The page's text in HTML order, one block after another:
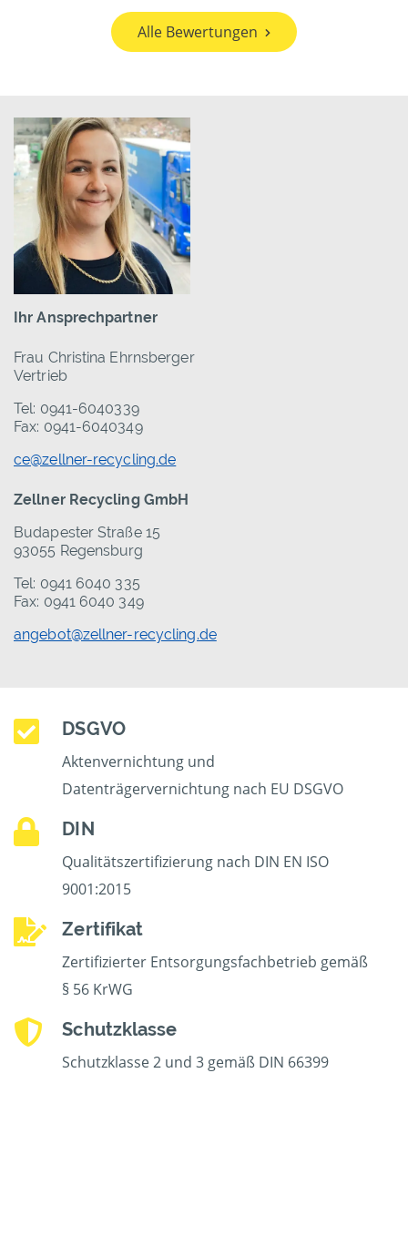
Alle Bewertungen
Ihr Ansprechpartner
Frau Christina Ehrnsberger
Vertrieb
Tel: 0941-6040339
Fax: 0941-6040349
ce@zellner-recycling.de
Zellner Recycling GmbH
Budapester Straße 15
93055 Regensburg
Tel: 0941 6040 335
Fax: 0941 6040 349
angebot@zellner-recycling.de
DSGVO
Aktenvernichtung und
Datenträgervernichtung nach EU DSGVO
DIN
Qualitätszertifizierung nach DIN EN ISO
9001:2015
Zertifikat
Zertifizierter Entsorgungsfachbetrieb gemäß
§ 56 KrWG
Schutzklasse
Schutzklasse 2 und 3 gemäß DIN 66399